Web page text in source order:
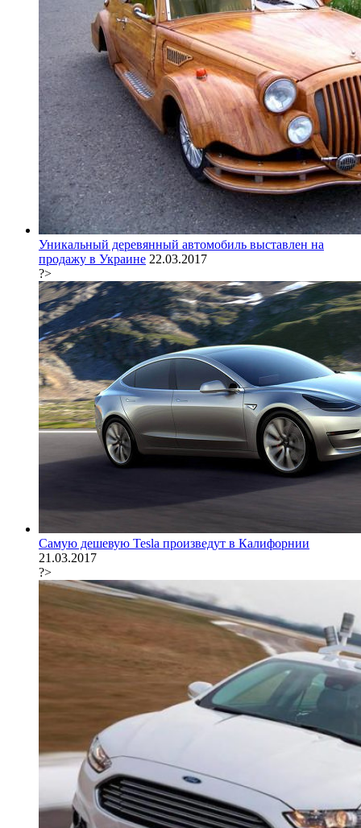
Уникальный деревянный автомобиль выставлен на
продажу в Украине 22.03.2017
?>
Самую дешевую Tesla произведут в Калифорнии
21.03.2017
?>